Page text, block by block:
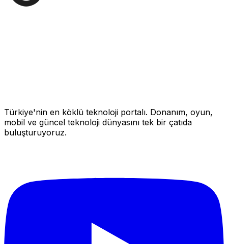
Türkiye'nin en köklü teknoloji portalı. Donanım, oyun,
mobil ve güncel teknoloji dünyasını tek bir çatıda
buluşturuyoruz.